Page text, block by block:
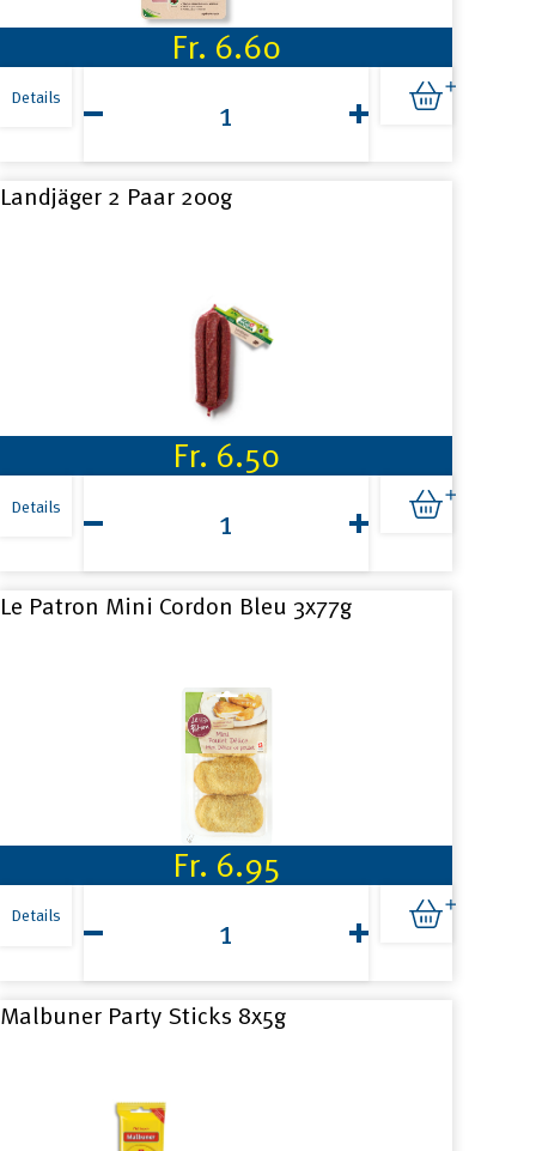
Fr. 6.60
Details
Hinterschinken180g
Landjäger 2 Paar 200g
Fr. 6.50
Details
Paar
Menge
Le Patron Mini Cordon Bleu 3x77g
Fr. 6.95
Details
Mini
Bleu
3x77g
Menge
Malbuner Party Sticks 8x5g